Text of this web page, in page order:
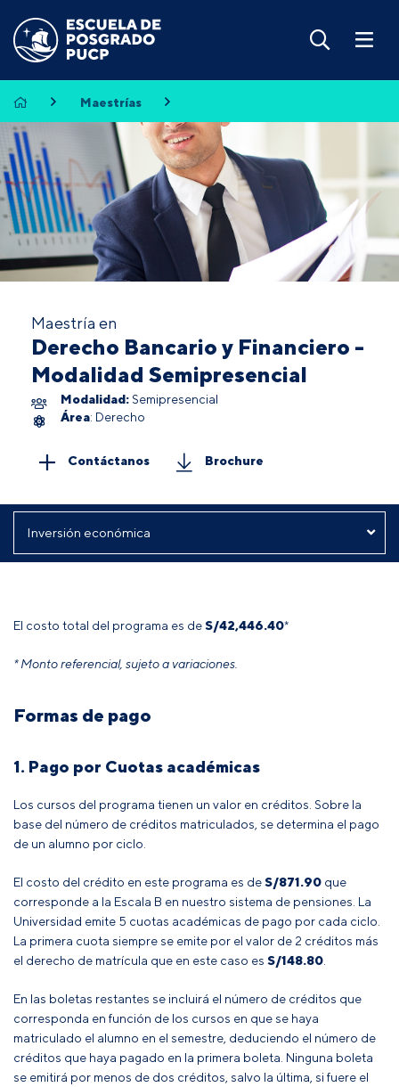
Maestrías
Maestría en
Derecho Bancario y Financiero -
Modalidad Semipresencial
Modalidad: Semipresencial
Área: Derecho
Contáctanos Brochure
El costo total del programa es deS/42,446.40*
* Monto referencial, sujeto a variaciones.
Formas de pago
1. Pago por Cuotas académicas
Los cursos del programa tienen un valor en créditos. Sobre la
base del número de créditos matriculados, se determina el pago
de un alumno por ciclo.
El costo del crédito en este programa es deS/871.90 que
corresponde a la Escala B en nuestro sistema de pensiones. La
Universidad emite 5 cuotas académicas de pago por cada ciclo.
La primera cuota siempre se emite por el valor de 2 créditos más
el derecho de matrícula que en este caso es S/148.80
En las boletas restantes se incluirá el número de créditos que
corresponda en función de los cursos en que se haya
matriculado el alumno en el semestre, deduciendo el número de
créditos que haya pagado en la primera boleta . Ninguna boleta
se emitirá por menos de dos créditos, salvo la última, si fuere el